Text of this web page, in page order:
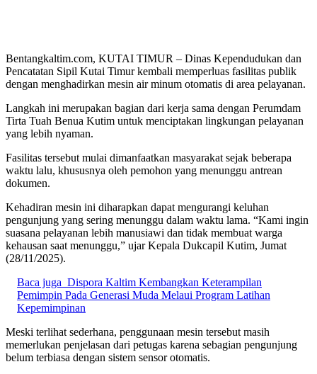
Bentangkaltim.com, KUTAI TIMUR – Dinas Kependudukan dan
Pencatatan Sipil Kutai Timur kembali memperluas fasilitas publik
dengan menghadirkan mesin air minum otomatis di area pelayanan.
Langkah ini merupakan bagian dari kerja sama dengan Perumdam
Tirta Tuah Benua Kutim untuk menciptakan lingkungan pelayanan
yang lebih nyaman.
Fasilitas tersebut mulai dimanfaatkan masyarakat sejak beberapa
waktu lalu, khususnya oleh pemohon yang menunggu antrean
dokumen.
Kehadiran mesin ini diharapkan dapat mengurangi keluhan
pengunjung yang sering menunggu dalam waktu lama. “Kami ingin
suasana pelayanan lebih manusiawi dan tidak membuat warga
kehausan saat menunggu,” ujar Kepala Dukcapil Kutim, Jumat
(28/11/2025).
Baca juga Dispora Kaltim Kembangkan Keterampilan
Pemimpin Pada Generasi Muda Melaui Program Latihan
Kepemimpinan
Meski terlihat sederhana, penggunaan mesin tersebut masih
memerlukan penjelasan dari petugas karena sebagian pengunjung
belum terbiasa dengan sistem sensor otomatis.